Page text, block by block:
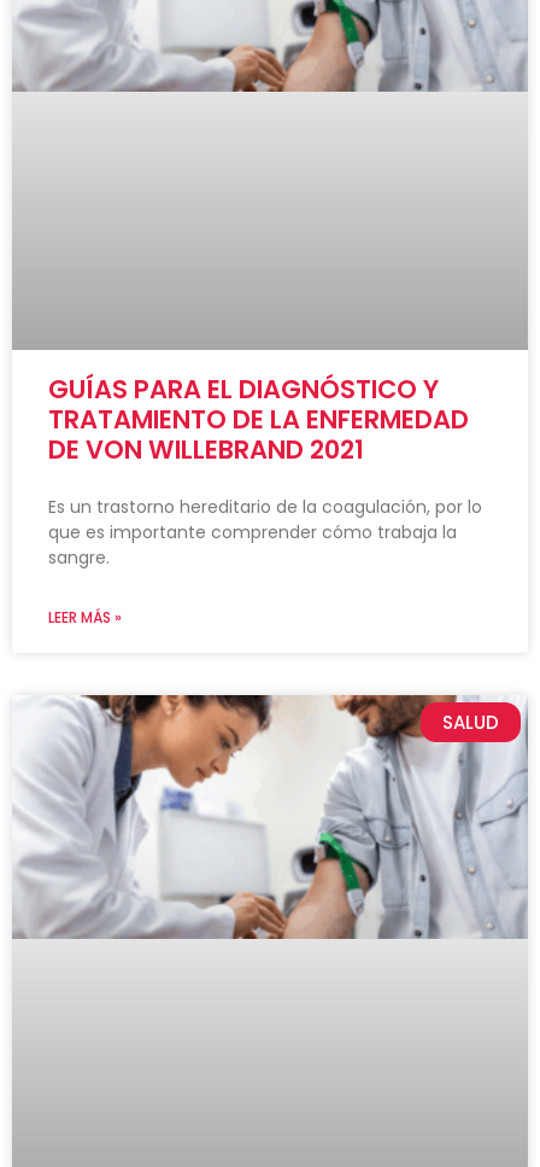
GUÍAS PARA EL DIAGNÓSTICO Y
TRATAMIENTO DE LA ENFERMEDAD
DE VON WILLEBRAND 2021
Es un trastorno hereditario de la coagulación, por lo
que es importante comprender cómo trabaja la
sangre.
LEER MÁS »
SALUD